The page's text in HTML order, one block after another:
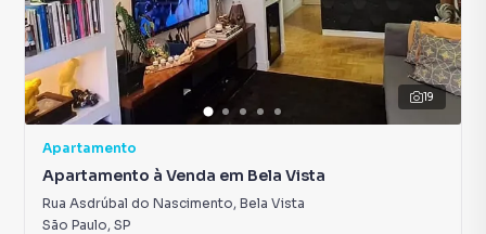
19
Apartamento
Apartamento à Venda em Bela Vista
Rua Asdrúbal do Nascimento, Bela Vista
São Paulo, SP